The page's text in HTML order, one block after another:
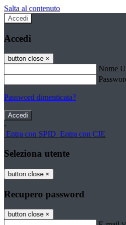
Salta al contenuto
Accedi
Accedi
button close ×
Nome
Password dimenticata?
-
Entra con SPID Entra con CIE
Seleziona utente
button close ×
Recupero password
button close ×